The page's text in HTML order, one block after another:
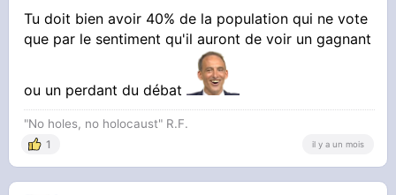
Tu doit bien avoir 40% de la population qui ne vote
que par le sentiment qu'il auront de voir un gagnant
ou un perdant du débat
"No holes, no holocaust" R.F.
1 il y a un mois